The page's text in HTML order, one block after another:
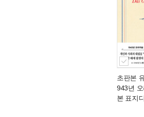
초판본
943년
본 표지